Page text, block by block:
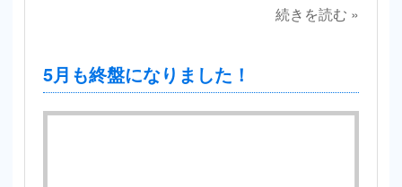
続きを読む »
5月も終盤になりました！